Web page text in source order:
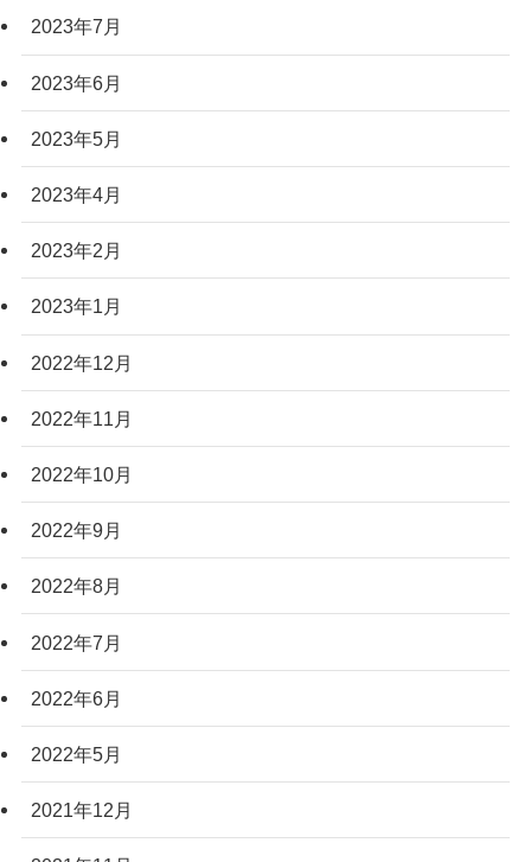
2023年7月
2023年6月
2023年5月
2023年4月
2023年2月
2023年1月
2022年12月
2022年11月
2022年10月
2022年9月
2022年8月
2022年7月
2022年6月
2022年5月
2021年12月